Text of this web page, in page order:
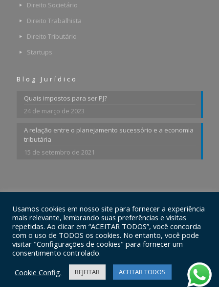
Direito Societário
Direito Trabalhista
Direito Tributário
Startups
Blog Jurídico
Quais impostos para ser PJ?
24 de março de 2023
A relação entre o planejamento sucessório e a economia
tributária
15 de setembro de 2021
© 2026 Ferraz Advogados Associados. Todos os Direitos
Reservados.
Usamos cookies em nosso site para fornecer a experiência
mais relevante, lembrando suas preferências e visitas
repetidas. Ao clicar em “ACEITAR TODOS”, você concorda
com o uso de TODOS os cookies. No entanto, você pode
visitar "Configurações de cookies" para fornecer um
consentimento controlado.
Cookie Config.
REJEITAR ACEITAR TODOS